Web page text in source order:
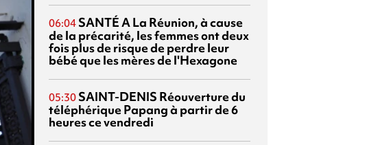
06:04 SANTÉA La Réunion, à cause
de la précarité, les femmes ont deux
fois plus de risque de perdre leur
bébé que les mères de l'Hexagone
05:30 SAINT-DENIS Réouverture du
téléphérique Papang à partir de 6
heures ce vendredi